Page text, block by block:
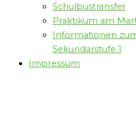
Schulbustransfer
Praktikum am
Informationen
Sekundarstufe 1
Impressum